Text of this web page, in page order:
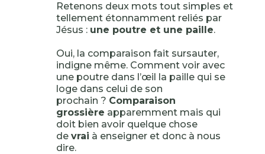
Retenons deux mots tout simples et
tellement étonnamment reliés par
Jésus : une poutre et une paille.
Oui, la comparaison fait sursauter,
indigne même. Comment voir avec
une poutre dans l’œil la paille qui se
loge dans celui de son
prochain ? Comparaison
grossière apparemment mais qui
doit bien avoir quelque chose
de vrai à enseigner et donc à nous
dire.